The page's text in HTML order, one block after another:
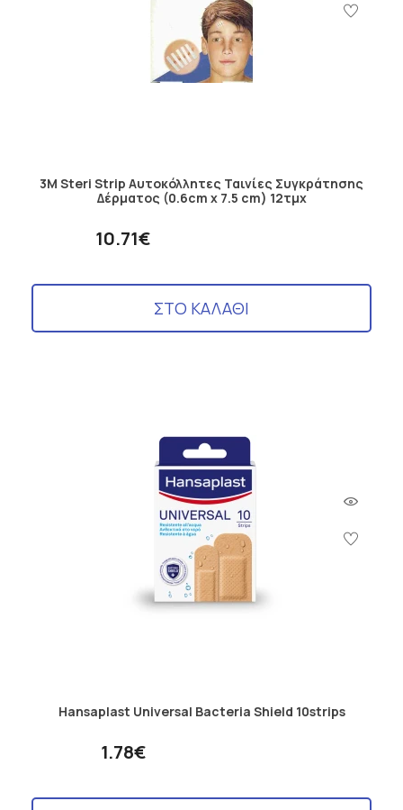
3M Steri Strip Αυτοκόλλητες Ταινίες Συγκράτησης
Δέρματος (0.6cm x 7.5 cm) 12τμχ
10.71€
ΣΤΟ ΚΑΛΑΘΙ
Hansaplast Universal Bacteria Shield 10strips
1.78€